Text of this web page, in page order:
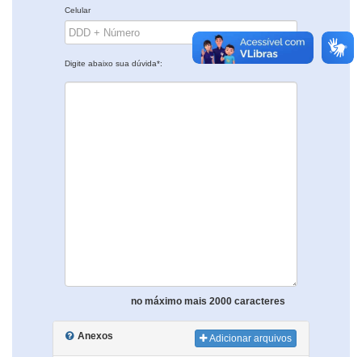
Celular
Digite abaixo sua dúvida*:
no máximo mais 2000 caracteres
Anexos Adicionar arquivos